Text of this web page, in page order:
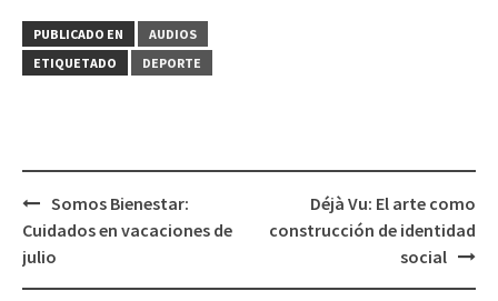
PUBLICADO EN
AUDIOS
ETIQUETADO
DEPORTE
Navegación
de
entradas
Somos Bienestar:
Cuidados en vacaciones de
julio
Déjà Vu: El arte como
construcción de identidad
social